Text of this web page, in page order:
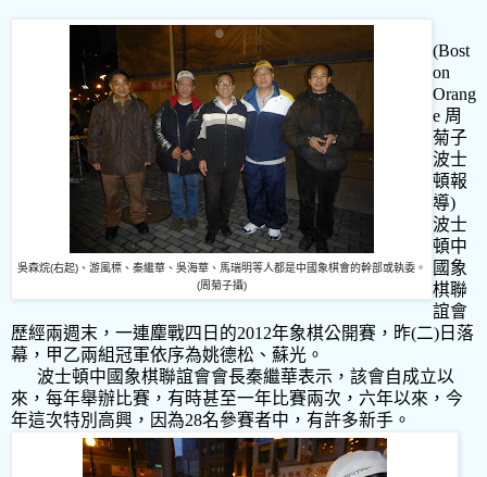
吳森烷(右起) 、游風標、秦繼華、吳海華、馬瑞明等人都是中國象棋會的幹部或執委。
(周菊子攝)
(Bost
on
Orang
e 周
菊子
波士
頓報
導)
波士
頓中
國象
棋聯
誼會
歷經兩週末，一連麈戰四日的2012年象棋公開賽，昨(二) 日落
幕，甲乙兩組冠軍依序為姚德松、蘇光。
波士頓中國象棋聯誼會會長秦繼華表示，該會自成立以
來，每年舉辦比賽，有時甚至一年比賽兩次，六年以來，今
年這次特別高興，因為28名參賽者中，有許多新手。